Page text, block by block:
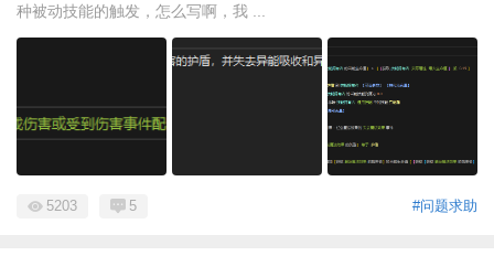
种被动技能的触发，怎么写啊，我 ...
#问题求助
5203 5